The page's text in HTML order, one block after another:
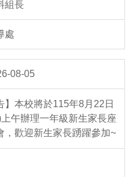
組長
處
08-05
】本校將於115年8月22日
上午辦理一年級新生家長座
，歡迎新生家長踴躍參加~